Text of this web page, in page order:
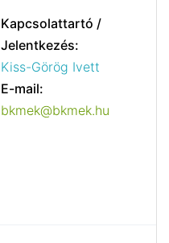
Kapcsolattartó /
Jelentkezés:
Kiss-Görög Ivett
E-mail:
bkmek@bkmek.hu